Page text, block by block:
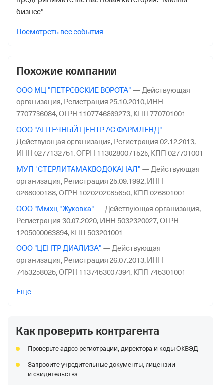
бизнес”
Посмотреть все события
Похожие компании
ООО МЦ "ПЕТРОВСКИЕ ВОРОТА" —Действующая
организация, Регистрация 25.10.2010, ИНН
7707736084,ОГРН 1107746869273, КПП 770701001
ООО "АПТЕЧНЫЙ ЦЕНТР АС ФАРМЛЕНД" —
Действующая организация, Регистрация 02.12.2013,
ИНН 0277132751,ОГРН 1130280071525, КПП 027701001
МУП "СТЕРЛИТАМАКВОДОКАНАЛ" —Действующая
организация, Регистрация 25.09.1992, ИНН
0268000188,ОГРН 1020202085650, КПП 026801001
ООО "Ммхц "Жуковка" —Действующая организация,
Регистрация 30.07.2020, ИНН 5032320027,ОГРН
1205000063894, КПП 503201001
ООО "ЦЕНТР ДИАЛИЗА" —Действующая
организация, Регистрация 26.07.2013, ИНН
7453258025,ОГРН 1137453007394, КПП 745301001
ООО "ВАЙДЕНТ"
ООО "МЕДГАРД-ОРЕНБУРГ"—Действующая
5610219642,ОГРН 1165658060380,КПП 561001001
СПК КОЛХОЗ "ГИГАНТ"—Действующая организация,
Регистрация 31.07.2000,
Еще
Как проверить контрагента
Проверьте адрес регистрации, директора и коды ОКВЭД
Запросите учредительные документы, лицензии
и свидетельства